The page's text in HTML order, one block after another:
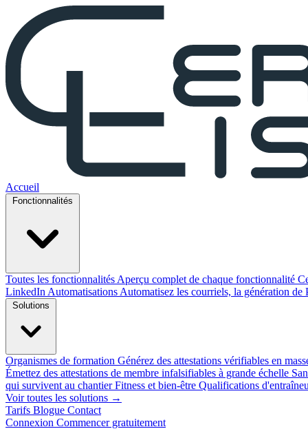
Accueil
Toutes les fonctionnalités Aperçu complet de chaque fonctionnalité
LinkedIn Automatisations Automatisez les courriels, la génération
Organismes de formation Générez des attestations vérifiables en
Émettez des attestations de membre infalsifiables à grande échelle
qui survivent au chantier Fitness et bien-être Qualifications
Voir toutes les solutions →
Tarifs Blogue Contact
Connexion Commencer gratuitement